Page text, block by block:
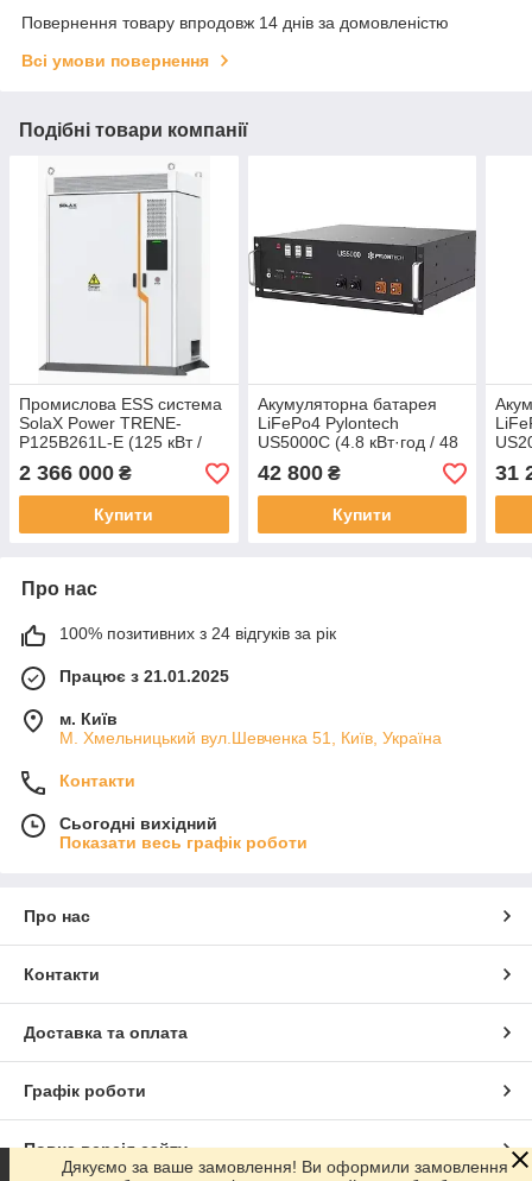
Повернення товару впродовж 14 днів за домовленістю
Всі умови повернення
Подібні товари компанії
Промислова ESS система
SolaX Power TRENE-
P125B261L-E (125 кВт /
261 кВт·год, LiFePO₄,
Liquid Cooling)
2 366 000 ₴
Купити
Акумуляторна батарея
LiFePo4 Pylontech
US5000C (4.8 кВт·год / 48
В)
42 800₴
Купити
В)
31
Про нас
100% позитивних з 24 відгуків за рік
Працює з 21.01.2025
м. Київ
М. Хмельницький вул.Шевченка 51, Київ, Україна
Контакти
Сьогодні вихідний
Показати весь графік роботи
Про нас
Контакти
Доставка та оплата
Графік роботи
Повна версія сайту
Дякуємо за ваше замовлення! Ви оформили замовлення